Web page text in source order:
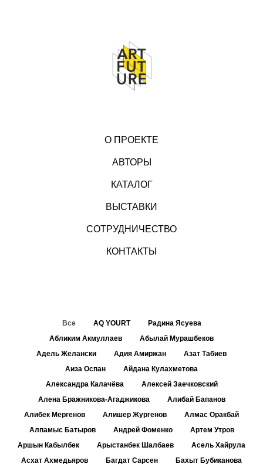
О ПРОЕКТЕ
АВТОРЫ
КАТАЛОГ
ВЫСТАВКИ
СОТРУДНИЧЕСТВО
КОНТАКТЫ
Все AQ YOURT
Радина Ясуева
Абликим Акмуллаев
Абылай Мурашбеков
Адель Желански
Адия Амиржан
Азат Табиев
Аиза Оспан
Айдана Кулахметова
Александра Калачёва
Алексей Заечковский
Алена Бражникова-Агаджикова
Алибай Бапанов
Алибек Мергенов
Алишер Жургенов
Алмас Оракбай
Алпамыс Батыров
Андрей Фоменко
Артем Утров
Аршын Кабылбек
Арыстанбек Шалбаев
Асель Хайрула
Асхат Ахмедьяров
Багдат Сарсен
Бахыт Бубиканова